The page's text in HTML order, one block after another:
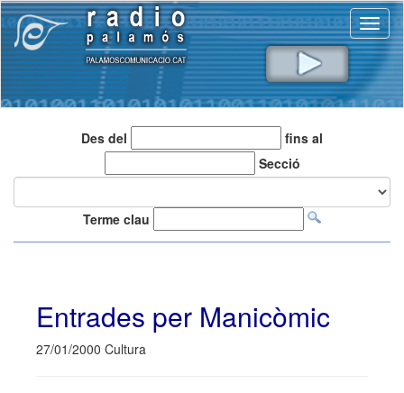
Des del
fins al
Secció
Terme clau
Entrades per Manicòmic
27/01/2000 Cultura